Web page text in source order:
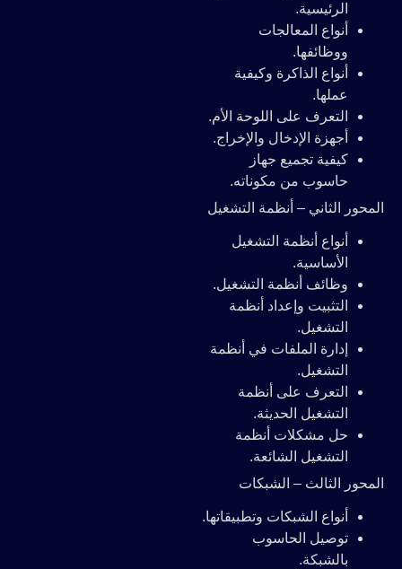
الرئيسية.
أنواع المعالجات
ووظائفها.
أنواع الذاكرة وكيفية
عملها.
التعرف على اللوحة الأم.
أجهزة الإدخال والإخراج.
كيفية تجميع جهاز
حاسوب من مكوناته.
المحور الثاني – أنظمة التشغيل
أنواع أنظمة التشغيل
الأساسية.
وظائف أنظمة التشغيل.
التثبيت وإعداد أنظمة
التشغيل.
إدارة الملفات في أنظمة
التشغيل.
التعرف على أنظمة
التشغيل الحديثة.
حل مشكلات أنظمة
التشغيل الشائعة.
المحور الثالث – الشبكات
أنواع الشبكات وتطبيقاتها.
توصيل الحاسوب
بالشبكة.